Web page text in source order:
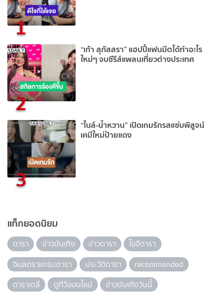
1
2
“เก้า สุภัสสรา” แฮปปี้แฟนมีตได้ทำอะไร
ใหม่ๆ จบซีรีส์แพลนเที่ยวต่างประเทศ
3
“ไนล์-น้ำหวาน” เปิดเกมรักรสแซ่บพิสูจน์
เคมีใหม่ป้ายแดง
แท็กยอดนิยม
ดารา ข่าวบันเทิง ข่าวดารา
ไอจีดารา
อินสตราแกรมดารา
ประวัติดารา
recommended
ดาราเดลี่
ดูทีวีออนไลน์ ข่าวบันเทิงวันนี้